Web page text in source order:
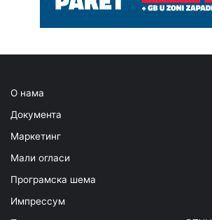
О нама
Документа
Маркетинг
Мали огласи
Програмска шема
Импрессум